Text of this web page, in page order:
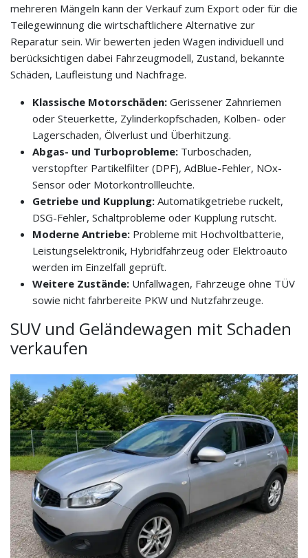
mehreren Mängeln kann der Verkauf zum Export oder für die
Teilegewinnung die wirtschaftlichere Alternative zur
Reparatur sein. Wir bewerten jeden Wagen individuell und
berücksichtigen dabei Fahrzeugmodell, Zustand, bekannte
Schäden, Laufleistung und Nachfrage.
Klassische Motorschäden: Gerissener Zahnriemen
oder Steuerkette, Zylinderkopfschaden, Kolben- oder
Lagerschaden, Ölverlust und Überhitzung.
Abgas- und Turboprobleme: Turboschaden,
verstopfter Partikelfilter (DPF), AdBlue-Fehler, NOx-
Sensor oder Motorkontrollleuchte.
Getriebe und Kupplung: Automatikgetriebe ruckelt,
DSG-Fehler, Schaltprobleme oder Kupplung rutscht.
Moderne Antriebe: Probleme mit Hochvoltbatterie,
Leistungselektronik, Hybridfahrzeug oder Elektroauto
werden im Einzelfall geprüft.
Weitere Zustände: Unfallwagen, Fahrzeuge ohne TÜV
sowie nicht fahrbereite PKW und Nutzfahrzeuge.
SUV und Geländewagen mit Schaden
verkaufen